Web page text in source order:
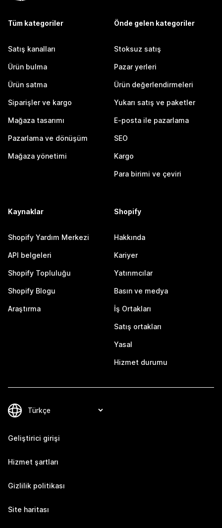
Tüm kategoriler
Satış kanalları
Ürün bulma
Ürün satma
Siparişler ve kargo
Mağaza tasarımı
Pazarlama ve dönüşüm
Mağaza yönetimi
Önde gelen kategoriler
Stoksuz satış
Pazar yerleri
Ürün değerlendirmeleri
Yukarı satış ve paketler
E-posta ile pazarlama
SEO
Kargo
Para birimi ve çeviri
Kaynaklar
Shopify Yardım Merkezi
API belgeleri
Shopify Topluluğu
Shopify Blogu
Araştırma
Shopify
Hakkında
Kariyer
Yatırımcılar
Basın ve medya
İş Ortakları
Satış ortakları
Yasal
Hizmet durumu
Geliştirici girişi
Hizmet şartları
Gizlilik politikası
Site haritası